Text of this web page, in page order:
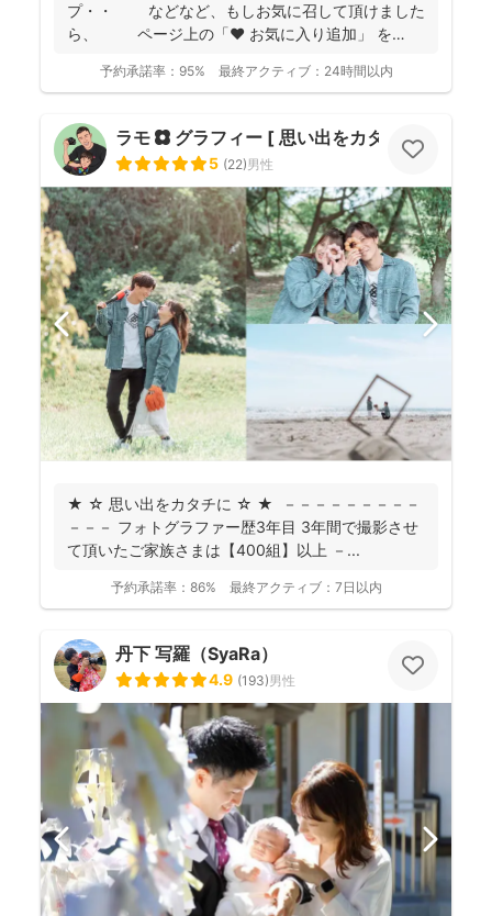
プ・・ などなど、もしお気に召して頂けました
ら、 ページ上の「❤ お気に入り追加」 を
予約承諾率： 95% 最終アクティブ： 24時間以内
ラモ ✿ グラフィー [ 思い出をカタチに ]
5 (22)男性
★ ☆ 思い出をカタチに ☆ ★ －－－－－－－－－
－－－ フォトグラファー歴3年目 3年間で撮影させ
て頂いたご家族さまは【400組】以上 －...
予約承諾率： 86% 最終アクティブ： 7日以内
丹下 写羅（SyaRa）
4.9 (193)男性